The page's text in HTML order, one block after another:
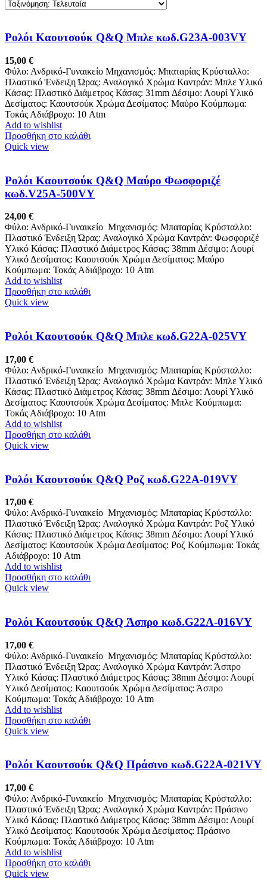
Ρολόι Καουτσούκ Q&Q Μπλε κωδ.G23A-003VY
15,00 €
Φύλο: Ανδρικό-Γυναικείο Μηχανισμός: Μπαταρίας Κρύσταλλο:
Πλαστικό Ένδειξη Ώρας: Αναλογικό Χρώμα Καντράν: Μπλε Υλικό
Κάσας: Πλαστικό Διάμετρος Κάσας: 31mm Δέσιμο: Λουρί Υλικό
Δεσίματος: Καουτσούκ Χρώμα Δεσίματος: Μαύρο Κούμπωμα:
Τοκάς Αδιάβροχο: 10 Atm
Add to wishlist
Προσθήκη στο καλάθι
Quick view
Ρολόι Καουτσούκ Q&Q Μαύρο Φωσφοριζέ
κωδ.V25A-500VY
24,00 €
Φύλο: Ανδρικό-Γυναικείο Μηχανισμός: Μπαταρίας Κρύσταλλο:
Πλαστικό Ένδειξη Ώρας: Αναλογικό Χρώμα Καντράν: Φωσφοριζέ
Υλικό Κάσας: Πλαστικό Διάμετρος Κάσας: 38mm Δέσιμο: Λουρί
Υλικό Δεσίματος: Καουτσούκ Χρώμα Δεσίματος: Μαύρο
Κούμπωμα: Τοκάς Αδιάβροχο: 10 Atm
Add to wishlist
Προσθήκη στο καλάθι
Quick view
Ρολόι Καουτσούκ Q&Q Μπλε κωδ.G22A-025VY
17,00 €
Φύλο: Ανδρικό-Γυναικείο Μηχανισμός: Μπαταρίας Κρύσταλλο:
Πλαστικό Ένδειξη Ώρας: Αναλογικό Χρώμα Καντράν: Μπλε Υλικό
Κάσας: Πλαστικό Διάμετρος Κάσας: 38mm Δέσιμο: Λουρί Υλικό
Δεσίματος: Καουτσούκ Χρώμα Δεσίματος: Μπλε Κούμπωμα:
Τοκάς Αδιάβροχο: 10 Atm
Add to wishlist
Προσθήκη στο καλάθι
Quick view
Ρολόι Καουτσούκ Q&Q Ροζ κωδ.G22A-019VY
17,00 €
Φύλο: Ανδρικό-Γυναικείο Μηχανισμός: Μπαταρίας Κρύσταλλο:
Πλαστικό Ένδειξη Ώρας: Αναλογικό Χρώμα Καντράν: Ροζ Υλικό
Κάσας: Πλαστικό Διάμετρος Κάσας: 38mm Δέσιμο: Λουρί Υλικό
Δεσίματος: Καουτσούκ Χρώμα Δεσίματος: Ροζ Κούμπωμα: Τοκάς
Αδιάβροχο: 10 Atm
Add to wishlist
Προσθήκη στο καλάθι
Quick view
Ρολόι Καουτσούκ Q&Q Άσπρο κωδ.G22A-016VY
17,00 €
Φύλο: Ανδρικό-Γυναικείο Μηχανισμός: Μπαταρίας Κρύσταλλο:
Πλαστικό Ένδειξη Ώρας: Αναλογικό Χρώμα Καντράν: Άσπρο
Υλικό Κάσας: Πλαστικό Διάμετρος Κάσας: 38mm Δέσιμο: Λουρί
Υλικό Δεσίματος: Καουτσούκ Χρώμα Δεσίματος: Άσπρο
Κούμπωμα: Τοκάς Αδιάβροχο: 10 Atm
Add to wishlist
Προσθήκη στο καλάθι
Quick view
Ρολόι Καουτσούκ Q&Q Πράσινο κωδ.G22A-021VY
17,00 €
Φύλο: Ανδρικό-Γυναικείο Μηχανισμός: Μπαταρίας Κρύσταλλο:
Πλαστικό Ένδειξη Ώρας: Αναλογικό Χρώμα Καντράν: Πράσινο
Υλικό Κάσας: Πλαστικό Διάμετρος Κάσας: 38mm Δέσιμο: Λουρί
Υλικό Δεσίματος: Καουτσούκ Χρώμα Δεσίματος: Πράσινο
Κούμπωμα: Τοκάς Αδιάβροχο: 10 Atm
Add to wishlist
Προσθήκη στο καλάθι
Quick view